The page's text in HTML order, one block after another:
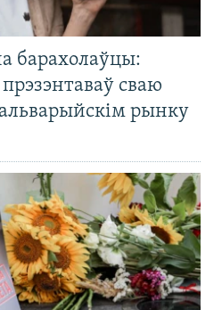
барахолаўцы:
сваю
рынку